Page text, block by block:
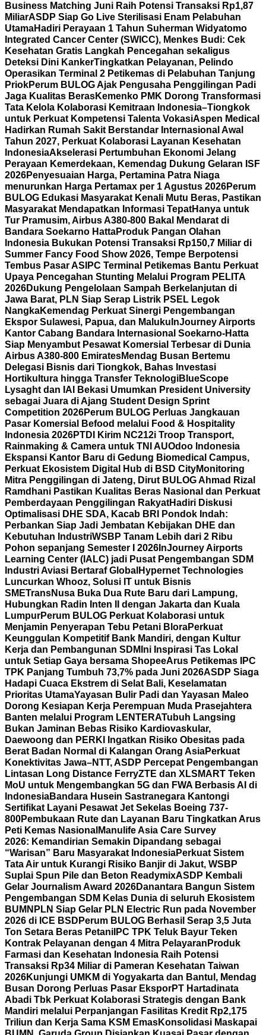
Business Matching Juni Raih Potensi Transaksi Rp1,87
MiliarASDP Siap Go Live Sterilisasi Enam Pelabuhan
UtamaHadiri Perayaan 1 Tahun Suherman Widyatomo
Integrated Cancer Center (SWICC), Menkes Budi: Cek
Kesehatan Gratis Langkah Pencegahan sekaligus
Deteksi Dini KankerTingkatkan Pelayanan, Pelindo
Operasikan Terminal 2 Petikemas di Pelabuhan Tanjung
PriokPerum BULOG Ajak Pengusaha Penggilingan Padi
Jaga Kualitas BerasKemenko PMK Dorong Transformasi
Tata Kelola Kolaborasi Kemitraan Indonesia–Tiongkok
untuk Perkuat Kompetensi Talenta VokasiAspen Medical
Hadirkan Rumah Sakit Berstandar Internasional Awal
Tahun 2027, Perkuat Kolaborasi Layanan Kesehatan
IndonesiaAkselerasi Pertumbuhan Ekonomi Jelang
Perayaan Kemerdekaan, Kemendag Dukung Gelaran ISF
2026Penyesuaian Harga, Pertamina Patra Niaga
menurunkan Harga Pertamax per 1 Agustus 2026Perum
BULOG Edukasi Masyarakat Kenali Mutu Beras, Pastikan
Masyarakat Mendapatkan Informasi TepatHanya untuk
Tur Pramusim, Airbus A380-800 Bakal Mendarat di
Bandara Soekarno HattaProduk Pangan Olahan
Indonesia Bukukan Potensi Transaksi Rp150,7 Miliar di
Summer Fancy Food Show 2026, Tempe Berpotensi
Tembus Pasar AS IPC Terminal Petikemas Bantu Perkuat
Upaya Pencegahan Stunting Melalui Program PELITA
2026Dukung Pengelolaan Sampah Berkelanjutan di
Jawa Barat, PLN Siap Serap Listrik PSEL Legok
NangkaKemendag Perkuat Sinergi Pengembangan
Ekspor Sulawesi, Papua, dan Maluku InJourney Airports
Kantor Cabang Bandara Internasional Soekarno-Hatta
Siap Menyambut Pesawat Komersial Terbesar di Dunia
Airbus A380-800 EmiratesMendag Busan Bertemu
Delegasi Bisnis dari Tiongkok, Bahas Investasi
Hortikultura hingga Transfer TeknologiBlueScope
Lysaght dan IAI Bekasi Umumkan President University
sebagai Juara di Ajang Student Design Sprint
Competition 2026Perum BULOG Perluas Jangkauan
Pasar Komersial Befood melalui Food & Hospitality
Indonesia 2026PTDI Kirim NC212i Troop Transport,
Rainmaking & Camera untuk TNI AUOdoo Indonesia
Ekspansi Kantor Baru di Gedung Biomedical Campus,
Perkuat Ekosistem Digital Hub di BSD CityMonitoring
Mitra Penggilingan di Jateng, Dirut BULOG Ahmad Rizal
Ramdhani Pastikan Kualitas Beras Nasional dan Perkuat
Pemberdayaan Penggilingan RakyatHadiri Diskusi
Optimalisasi DHE SDA, Kacab BRI Pondok Indah:
Perbankan Siap Jadi Jembatan Kebijakan DHE dan
Kebutuhan IndustriWSBP Tanam Lebih dari 2 Ribu
Pohon sepanjang Semester I 2026 InJourney Airports
Learning Center (IALC) jadi Pusat Pengembangan SDM
Industri Aviasi Bertaraf Global Hypernet Technologies
Luncurkan Whooz, Solusi IT untuk Bisnis
SMETransNusa Buka Dua Rute Baru dari Lampung,
Hubungkan Radin Inten II dengan Jakarta dan Kuala
LumpurPerum BULOG Perkuat Kolaborasi untuk
Menjamin Penyerapan Tebu Petani BloraPerkuat
Keunggulan Kompetitif Bank Mandiri, dengan Kultur
Kerja dan Pembangunan SDM Ini Inspirasi Tas Lokal
untuk Setiap Gaya bersama ShopeeArus Petikemas IPC
TPK Panjang Tumbuh 73,7% pada Juni 2026ASDP Siaga
Hadapi Cuaca Ekstrem di Selat Bali, Keselamatan
Prioritas UtamaYayasan Bulir Padi dan Yayasan Maleo
Dorong Kesiapan Kerja Perempuan Muda Prasejahtera
Banten melalui Program LENTERATubuh Langsing
Bukan Jaminan Bebas Risiko Kardiovaskular,
Daewoong dan PERKI Ingatkan Risiko Obesitas pada
Berat Badan Normal di Kalangan Orang AsiaPerkuat
Konektivitas Jawa–NTT, ASDP Percepat Pengembangan
Lintasan Long Distance FerryZTE dan XLSMART Teken
MoU untuk Mengembangkan 5G dan FWA Berbasis AI di
IndonesiaBandara Husein Sastranegara Kantongi
Sertifikat Layani Pesawat Jet Sekelas Boeing 737-
800Pembukaan Rute dan Layanan Baru Tingkatkan Arus
Peti Kemas Nasional Manulife Asia Care Survey
2026: Kemandirian Semakin Dipandang sebagai
“Warisan” Baru Masyarakat IndonesiaPerkuat Sistem
Tata Air untuk Kurangi Risiko Banjir di Jakut, WSBP
Suplai Spun Pile dan Beton ReadymixASDP Kembali
Gelar Journalism Award 2026Danantara Bangun Sistem
Pengembangan SDM Kelas Dunia di seluruh Ekosistem
BUMN PLN Siap Gelar PLN Electric Run pada November
2026 di ICE BSD Perum BULOG Berhasil Serap 3,5 Juta
Ton Setara Beras Petani IPC TPK Teluk Bayur Teken
Kontrak Pelayanan dengan 4 Mitra Pelayaran Produk
Farmasi dan Kesehatan Indonesia Raih Potensi
Transaksi Rp34 Miliar di Pameran Kesehatan Taiwan
2026Kunjungi UMKM di Yogyakarta dan Bantul, Mendag
Busan Dorong Perluas Pasar EksporPT Hartadinata
Abadi Tbk Perkuat Kolaborasi Strategis dengan Bank
Mandiri melalui Perpanjangan Fasilitas Kredit Rp2,175
Triliun dan Kerja Sama KSM EmasKonsolidasi Maskapai